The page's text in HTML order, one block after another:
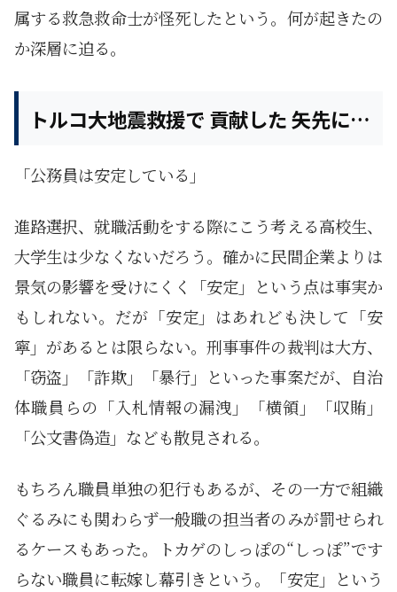
属する救急救命士が怪死したという。何が起きたの
か深層に迫る。
トルコ大地震救援で 貢献した 矢先に…
「公務員は安定している」
進路選択、就職活動をする際にこう考える高校生、
大学生は少なくないだろう。確かに民間企業よりは
景気の影響を受けにくく「安定」という点は事実か
もしれない。だが「安定」はあれども決して「安
寧」があるとは限らない。刑事事件の裁判は大方、
「窃盗」「詐欺」「暴行」といった事案だが、自治
体職員らの「入札情報の漏洩」「横領」「収賄」
「公文書偽造」なども散見される。
もちろん職員単独の犯行もあるが、その一方で組織
ぐるみにも関わらず一般職の担当者のみが罰せられ
るケースもあった。トカゲのしっぽの“しっぽ”です
らない職員に転嫁し幕引きという。「安定」という